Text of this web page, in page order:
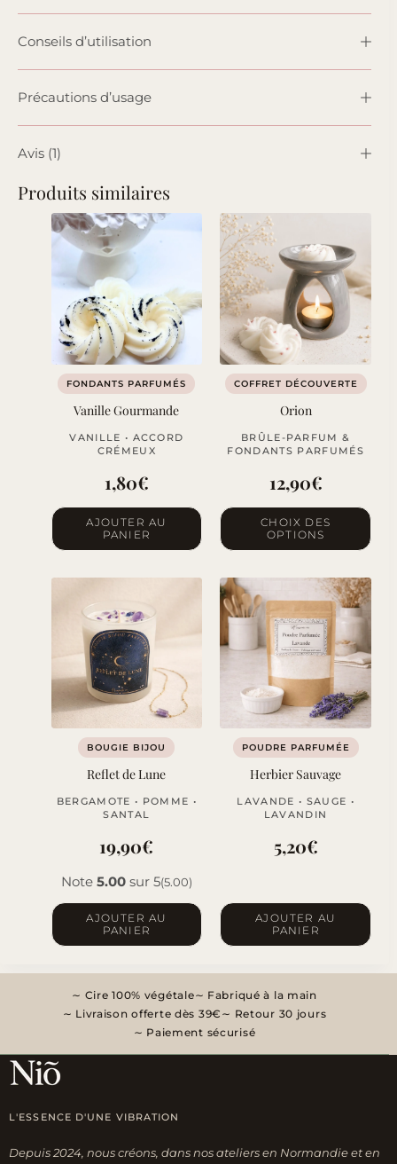
Conseils d’utilisation
Précautions d’usage
Avis (1)
Produits similaires
FONDANTS PARFUMÉS
Vanille Gourmande
VANILLE • ACCORD
CRÉMEUX
1,80€
AJOUTER AU
PANIER
COFFRET DÉCOUVERTE
Orion
BRÛLE-PARFUM &
FONDANTS PARFUMÉS
12,90€
CHOIX DES
OPTIONS
Ce
produit
plusieurs
variations.
Les
options
peuvent
être
choisies
sur
la
du
produit
BOUGIE BIJOU
Reflet de Lune
BERGAMOTE • POMME •
SANTAL
19,90€
Note 5.00sur 5(5.00)
AJOUTER AU
PANIER
POUDRE PARFUMÉE
Herbier Sauvage
LAVANDE • SAUGE •
LAVANDIN
5,20€
AJOUTER AU
PANIER
Cire 100% végétale
Fabriqué à la main
Livraison offerte dès 39€
Retour 30 jours
Paiement sécurisé
L'ESSENCE D'UNE VIBRATION
Depuis 2024, nous créons, dans nos ateliers en Normandie et en